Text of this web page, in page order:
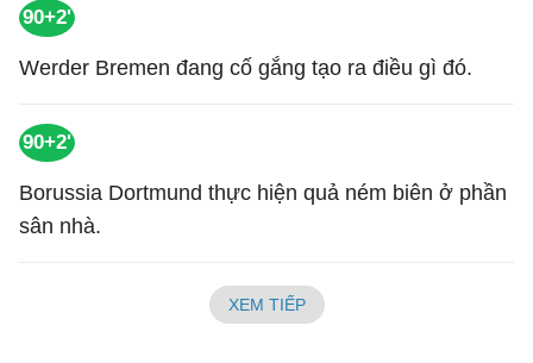
90+2'
Werder Bremen đang cố gắng tạo ra điều gì đó.
90+2'
Borussia Dortmund thực hiện quả ném biên ở phần
sân nhà.
XEM TIẾP